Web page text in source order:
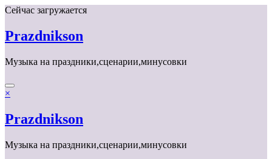
Перейти
содержимому
Сейчас загружается
Prazdnikson
Музыка на праздники,сценарии,минусовки
×
Prazdnikson
Музыка на праздники,сценарии,минусовки